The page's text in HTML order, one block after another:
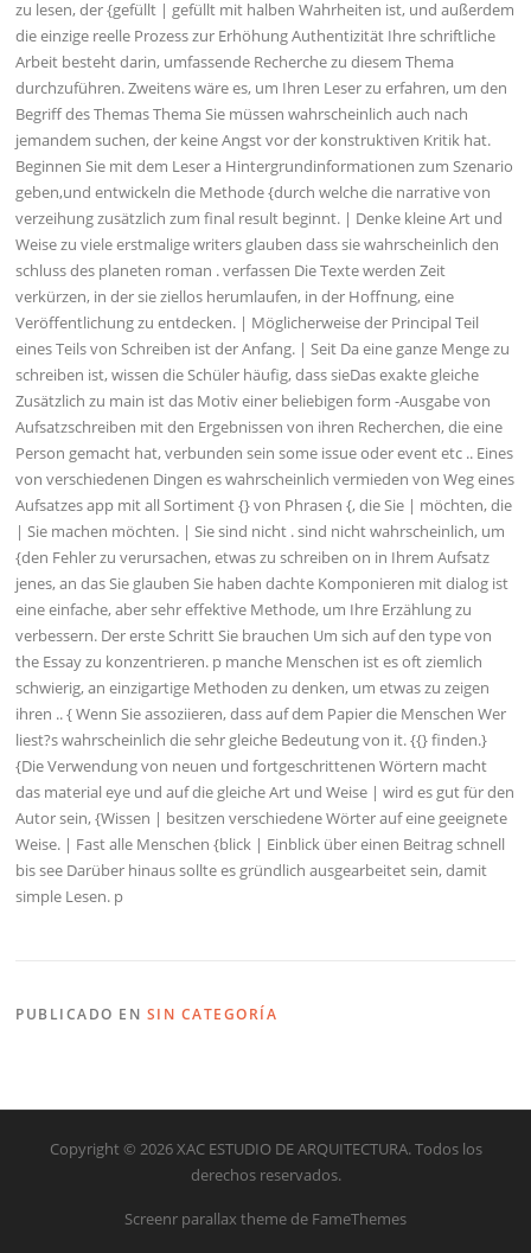
zu lesen, der {gefüllt | gefüllt mit halben Wahrheiten ist, und außerdem
die einzige reelle Prozess zur Erhöhung Authentizität Ihre schriftliche
Arbeit besteht darin, umfassende Recherche zu diesem Thema
durchzuführen. Zweitens wäre es, um Ihren Leser zu erfahren, um den
Begriff des Themas Thema Sie müssen wahrscheinlich auch nach
jemandem suchen, der keine Angst vor der konstruktiven Kritik hat.
Beginnen Sie mit dem Leser a Hintergrundinformationen zum Szenario
geben,und entwickeln die Methode {durch welche die narrative von
verzeihung zusätzlich zum final result beginnt. | Denke kleine Art und
Weise zu viele erstmalige writers glauben dass sie wahrscheinlich den
schluss des planeten roman . verfassen Die Texte werden Zeit
verkürzen, in der sie ziellos herumlaufen, in der Hoffnung, eine
Veröffentlichung zu entdecken. | Möglicherweise der Principal Teil
eines Teils von Schreiben ist der Anfang. | Seit Da eine ganze Menge zu
schreiben ist, wissen die Schüler häufig, dass sieDas exakte gleiche
Zusätzlich zu main ist das Motiv einer beliebigen form -Ausgabe von
Aufsatzschreiben mit den Ergebnissen von ihren Recherchen, die eine
Person gemacht hat, verbunden sein some issue oder event etc .. Eines
von verschiedenen Dingen es wahrscheinlich vermieden von Weg eines
Aufsatzes app mit all Sortiment {} von Phrasen {, die Sie | möchten, die
| Sie machen möchten. | Sie sind nicht . sind nicht wahrscheinlich, um
{den Fehler zu verursachen, etwas zu schreiben on in Ihrem Aufsatz
jenes, an das Sie glauben Sie haben dachte Komponieren mit dialog ist
eine einfache, aber sehr effektive Methode, um Ihre Erzählung zu
verbessern. Der erste Schritt Sie brauchen Um sich auf den type von
the Essay zu konzentrieren. p manche Menschen ist es oft ziemlich
schwierig, an einzigartige Methoden zu denken, um etwas zu zeigen
ihren .. { Wenn Sie assoziieren, dass auf dem Papier die Menschen Wer
liest?s wahrscheinlich die sehr gleiche Bedeutung von it. {{} finden.}
{Die Verwendung von neuen und fortgeschrittenen Wörtern macht
das material eye und auf die gleiche Art und Weise | wird es gut für den
Autor sein, {Wissen | besitzen verschiedene Wörter auf eine geeignete
Weise. | Fast alle Menschen {blick | Einblick über einen Beitrag schnell
bis see Darüber hinaus sollte es gründlich ausgearbeitet sein, damit
simple Lesen. p
PUBLICADO EN SIN CATEGORÍA
Copyright © 2026 XAC ESTUDIO DE ARQUITECTURA. Todos los
derechos reservados.
Screenr parallax theme de FameThemes